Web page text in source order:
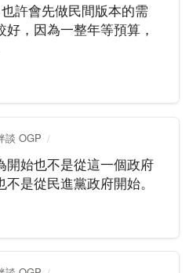
許會先做民間版本的需
，因為一整年等預算，
談 OGP
開始也不是從這一個政府
是從民進黨政府開始。